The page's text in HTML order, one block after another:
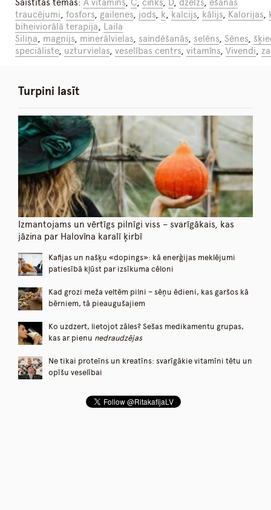
Saistītās tēmas:A vitamīns, C, cinks, D, dzelzs, ēšanas
traucējumi,fosfors, gailenes, jods, k, kalcijs, kālijs, Kalorijas,
biheiviorālā terapija, Laila
Siliņa, magnijs, minerālvielas, saindēšanās, selēns,Sēnes,
speciāliste, uzturvielas,veselības centrs,vitamīns,Vivendi,
Turpini lasīt
Izmantojams un vērtīgs pilnīgi viss – svarīgākais, kas
jāzina par Halovīna karalī ķirbī
Kafijas un našķu «dopings»: kā enerģijas meklējumi
patiesībā kļūst par izsīkuma cēloni
Kad grozi meža veltēm pilni – sēņu ēdieni, kas garšos kā
bērniem, tā pieaugušajiem
Ko uzdzert, lietojot zāles? Sešas medikamentu grupas,
kas ar pienu nedraudzējas
Ne tikai proteīns un kreatīns: svarīgākie vitamīni tētu un
opīšu veselībai